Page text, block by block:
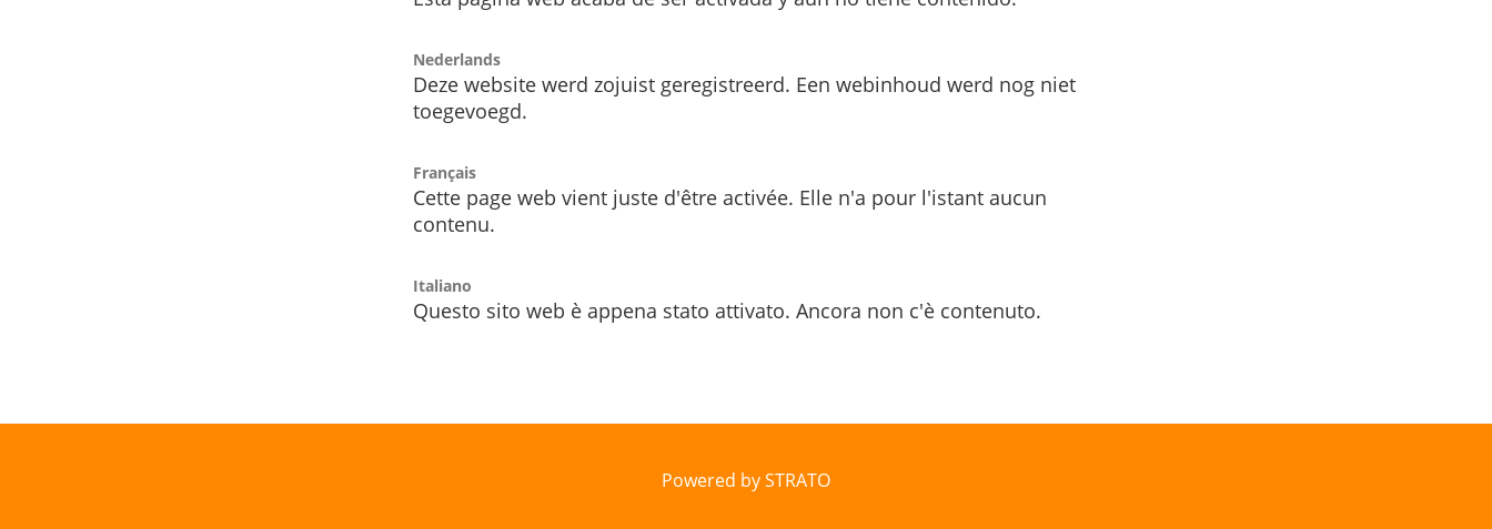
Nederlands
Deze website werd zojuist geregistreerd. Een webinhoud werd nog niet
toegevoegd.
Français
Cette page web vient juste d'être activée. Elle n'a pour l'istant aucun
contenu.
Italiano
Questo sito web è appena stato attivato. Ancora non c'è contenuto.
Powered by STRATO